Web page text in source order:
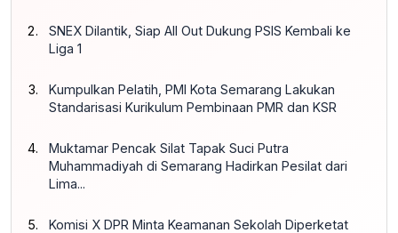
SNEX Dilantik, Siap All Out Dukung PSIS Kembali ke
Liga 1
Kumpulkan Pelatih, PMI Kota Semarang Lakukan
Standarisasi Kurikulum Pembinaan PMR dan KSR
Muktamar Pencak Silat Tapak Suci Putra
Muhammadiyah di Semarang Hadirkan Pesilat dari
Lima...
Komisi X DPR Minta Keamanan Sekolah Diperketat